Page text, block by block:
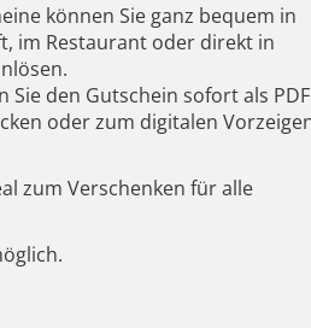
können Sie ganz bequem in
im Restaurant oder direkt in
Sie den Gutschein sofort als PDF
oder zum digitalen
zum Verschenken für alle